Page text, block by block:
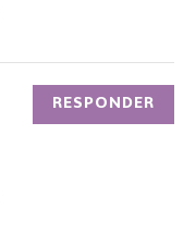
RESPONDER